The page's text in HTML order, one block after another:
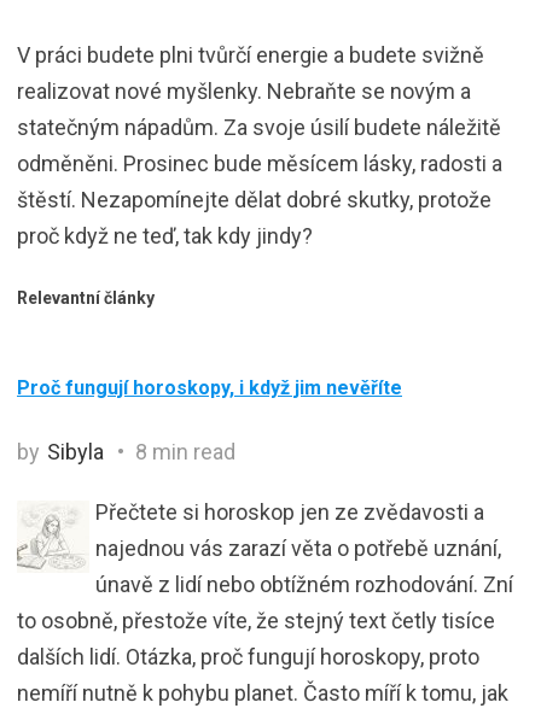
V práci budete plni tvůrčí energie a budete svižně
realizovat nové myšlenky. Nebraňte se novým a
statečným nápadům. Za svoje úsilí budete náležitě
odměněni. Prosinec bude měsícem lásky, radosti a
štěstí. Nezapomínejte dělat dobré skutky, protože
proč když ne teď, tak kdy jindy?
Relevantní články
Proč fungují horoskopy, i když jim nevěříte
by Sibyla 8 min read
Přečtete si horoskop jen ze zvědavosti a
najednou vás zarazí věta o potřebě uznání,
únavě z lidí nebo obtížném rozhodování. Zní
to osobně, přestože víte, že stejný text četly tisíce
dalších lidí. Otázka, proč fungují horoskopy, proto
nemíří nutně k pohybu planet. Často míří k tomu, jak